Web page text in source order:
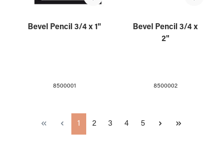
Bevel Pencil 3/4 x 1"
8500001
Bevel Pencil 3/4 x
2"
8500002
Seite
1 Seite
2 Seite
3 Seite
4 Seite
5